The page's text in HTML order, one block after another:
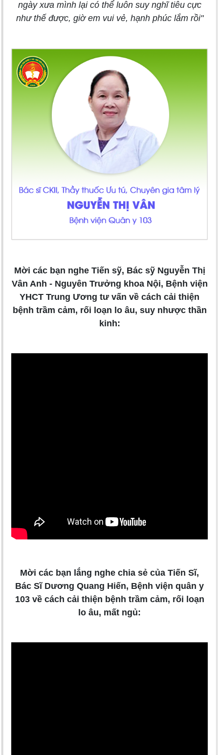
ngày xưa mình lại có thể luôn suy nghĩ tiêu cực
như thế được, giờ em vui vẻ, hạnh phúc lắm rồi"
Mời các bạn nghe Tiến sỹ, Bác sỹ Nguyễn Thị
Vân Anh - Nguyên Trưởng khoa Nội, Bệnh viện
YHCT Trung Ương tư vấn về cách cải thiện
bệnh trầm cảm, rối loạn lo âu, suy nhược thần
kinh:
Mời các bạn lắng nghe chia sẻ của Tiến Sĩ,
Bác Sĩ Dương Quang Hiến, Bệnh viện quân y
103 về cách cải thiện bệnh trầm cảm, rối loạn
lo âu, mất ngủ: